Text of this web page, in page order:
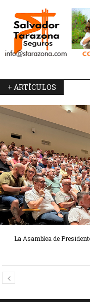
+ ARTÍCULOS
La Asamblea de
Candidatas
Candidatas